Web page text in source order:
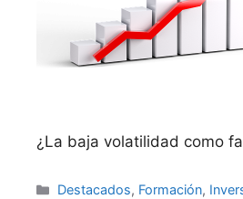
¿La baja volatilidad como
Categorías
Destacados, Formación,